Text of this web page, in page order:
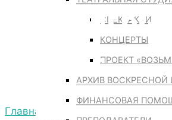
СПЕКТАКЛИ
КОНЦЕРТЫ
ПРОЕКТ
АРХИВ
ФИНАНСОВАЯ
СОБОРЕ.
Главная